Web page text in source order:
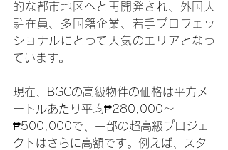
的な都市地区へと再開発され、外国人
駐在員、多国籍企業、若手プロフェッ
ショナルにとって人気のエリアとなっ
ています。
現在、BGCの高級物件の価格は平方メ
ートルあたり平均₱280,000～
₱500,000で、一部の超高級プロジェ
クトはさらに高額です。例えば、スタ